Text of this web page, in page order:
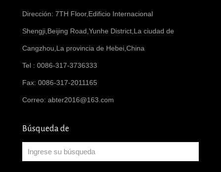
Dirección: 7TH Floor,Edificio Internacional
Shengji,Beijing Road,Yunhe District,La ciudad de
Cangzhou,La provincia de Hebei,China
Tel : 0086-317-3736333
Fax: 0086-317-2011165
Correo: abter2016@163.com
Búsqueda de